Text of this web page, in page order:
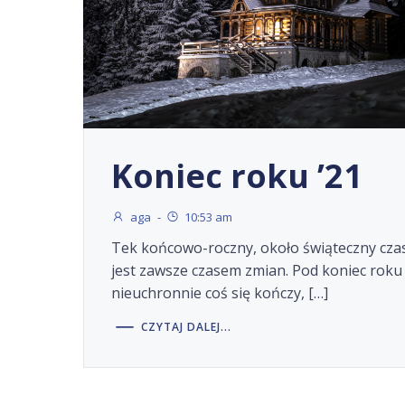
Koniec roku ’21
aga - 10:53 am
Tek końcowo-roczny, około świąteczny
jest zawsze czasem zmian. Pod koniec roku
nieuchronnie coś się kończy, […]
CZYTAJ DALEJ...